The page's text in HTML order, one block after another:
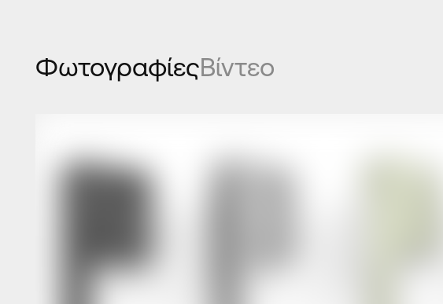
ΦωτογραφίεςΒίντεο